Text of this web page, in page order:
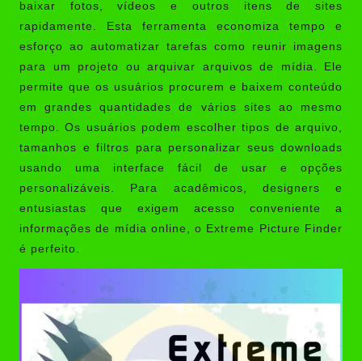
baixar fotos, vídeos e outros itens de sites
rapidamente. Esta ferramenta economiza tempo e
esforço ao automatizar tarefas como reunir imagens
para um projeto ou arquivar arquivos de mídia. Ele
permite que os usuários procurem e baixem conteúdo
em grandes quantidades de vários sites ao mesmo
tempo. Os usuários podem escolher tipos de arquivo,
tamanhos e filtros para personalizar seus downloads
usando uma interface fácil de usar e opções
personalizáveis. Para acadêmicos, designers e
entusiastas que exigem acesso conveniente a
informações de mídia online, o Extreme Picture Finder
é perfeito.